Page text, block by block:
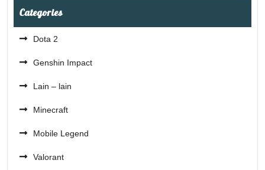
Categories
Dota 2
Genshin Impact
Lain – lain
Minecraft
Mobile Legend
Valorant